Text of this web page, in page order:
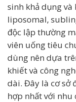
sinh khả dụng và
liposomal,
độc lập thường
viên uống tiêu
dùng nên dựa
khiết và công
dài. Đây là cơ sở
hợp nhất với nhu